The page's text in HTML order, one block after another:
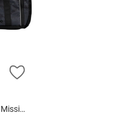
ZUR WUNSCHLISTE